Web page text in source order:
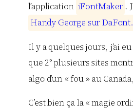
l’application iFontMaker .
Handy George sur DaFont.
Il y a quelques jours, j’ai
que 2° plusieurs sites
algo d’un « fou » au
C’est bien ça la « magie